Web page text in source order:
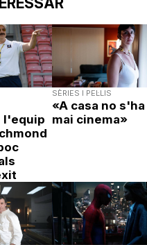
l'equip
SÈRIES I PEL·LIS
«A casa no
mai cinema»